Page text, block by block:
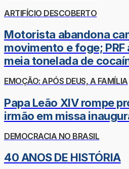
ARTIFÍCIO DESCOBERTO
Motorista abandona
movimento e foge; PRF
meia tonelada de
EMOÇÃO: APÓS DEUS, A FAMÍLIA
Papa Leão XIV rompe
irmão em missa
DEMOCRACIA NO BRASIL
40 ANOS DE HISTÓRIA